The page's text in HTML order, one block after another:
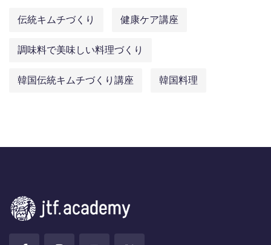
伝統キムチづくり 健康ケア講座
調味料で美味しい料理づくり
韓国伝統キムチづくり講座 韓国料理